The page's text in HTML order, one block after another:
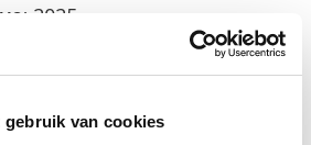
gebruik van cookies
2025